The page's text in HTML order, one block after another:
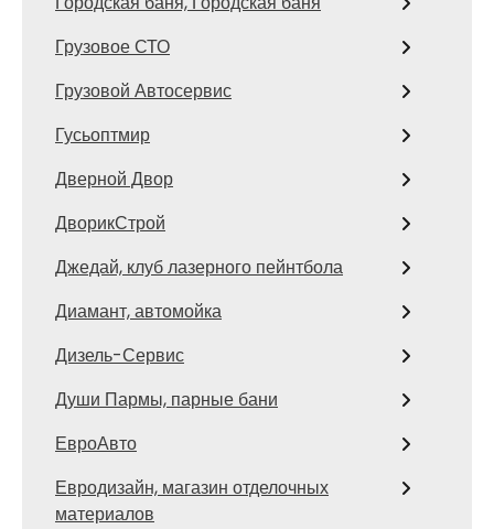
Грузовое СТО
Грузовой Автосервис
Гусьоптмир
Дверной Двор
ДворикСтрой
Джедай, клуб лазерного пейнтбола
Диамант, автомойка
Дизель-Сервис
Души Пармы, парные бани
ЕвроАвто
Евродизайн, магазин отделочных
материалов